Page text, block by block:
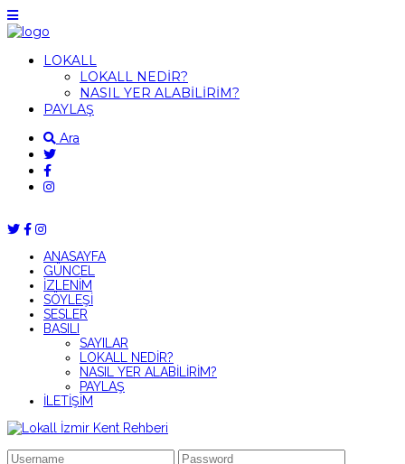
LOKALL
LOKALL NEDİR?
NASIL YER ALABİLİRİM?
PAYLAŞ
Ara
ANASAYFA
GÜNCEL
İZLENİM
SÖYLEŞİ
SESLER
BASILI
SAYILAR
LOKALL NEDİR?
NASIL YER ALABİLİRİM?
PAYLAŞ
İLETİŞİM